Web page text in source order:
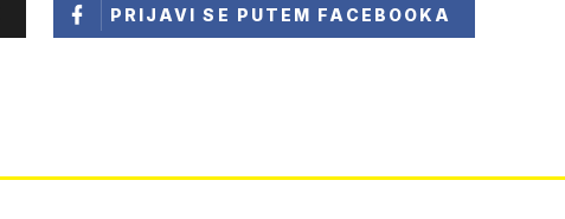
PRIJAVI SE PUTEM FACEBOOKA